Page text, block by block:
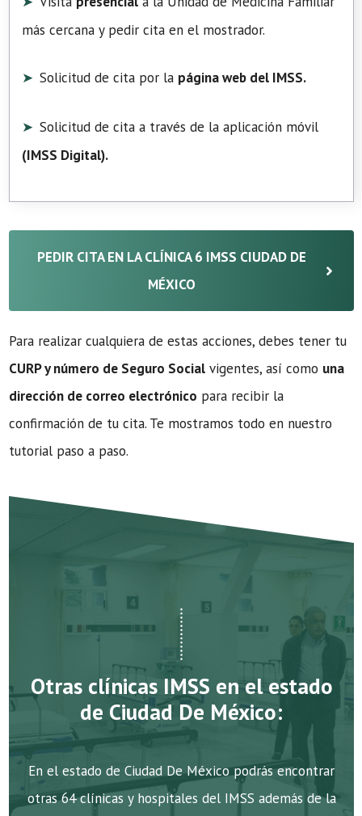
más cercana y pedir cita en el mostrador.
Solicitud de cita por la página web del IMSS.
Solicitud de cita a través de la aplicación móvil
(IMSS Digital).
PEDIR CITA EN LA CLÍNICA 6 IMSS CIUDAD DE
MÉXICO
Para realizar cualquiera de estas acciones, debes tener tu
CURP y número de Seguro Social vigentes, así como una
dirección de correo electrónico para recibir la
confirmación de tu cita. Te mostramos todo en nuestro
tutorial paso a paso.
Otras clínicas IMSS en el estado
de Ciudad De México:
En el estado de Ciudad De México podrás encontrar
otras 64 clínicas y hospitales del IMSS además de la